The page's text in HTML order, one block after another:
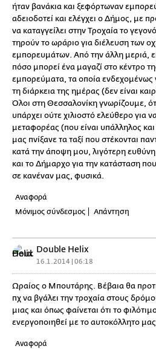
ήταν βανάκια και ξεφόρτωναν
αδειοδοτεί και ελέγχει ο Δήμος, με
να καταγγείλει στην Τροχαία το
τηρούν το ωράριο για διέλευση των
εμπορευμάτων. Από την άλλη μεριά,
πόσο μπορεί ένα μαγαζί στο κέντρο
εμπορεύματα, τα οποία ενδεχομένως
τη διάρκεια της ημέρας (δεν είναι
Όλοι στη Θεσσαλονίκη γνωρίζουμε,
υπάρχει ούτε χιλιοστό ελεύθερο για
μεταφορέας (που είναι υπάλληλος
μας πνίξανε τα ταξί που στέκονται
κατά την άποψη μου, λιγότερη
και το Δήμαρχο για την κατάσταση που
σε κανέναν μας, φυσικά.
Αναφορά
Μόνιμος σύνδεσμος
Απάντηση
Double Helix
16.1.2014 | 06:18
Ωραίος ο Μπουτάρης. Βέβαια θα
πχ να βγάλει την τροχαία στους
μιας και όπως φαίνεται ότι το
ενεργοποιηθεί με το αυτοκόλλητο μας
Αναφορά